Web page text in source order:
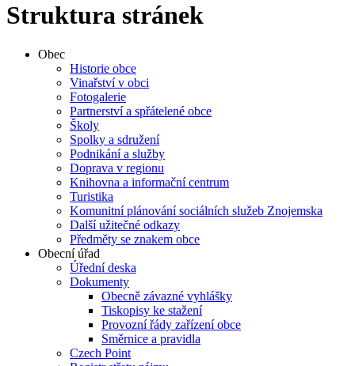
Struktura stránek
Obec
Historie obce
Vinařství v obci
Fotogalerie
Partnerství a spřátelené obce
Školy
Spolky a sdružení
Podnikání a služby
Doprava v regionu
Knihovna a informační centrum
Turistika
Komunitní plánování sociálních služeb Znojemska
Další užitečné odkazy
Předměty se znakem obce
Obecní úřad
Úřední deska
Dokumenty
Obecně závazné vyhlášky
Tiskopisy ke stažení
Provozní řády zařízení obce
Směrnice a pravidla
Czech Point